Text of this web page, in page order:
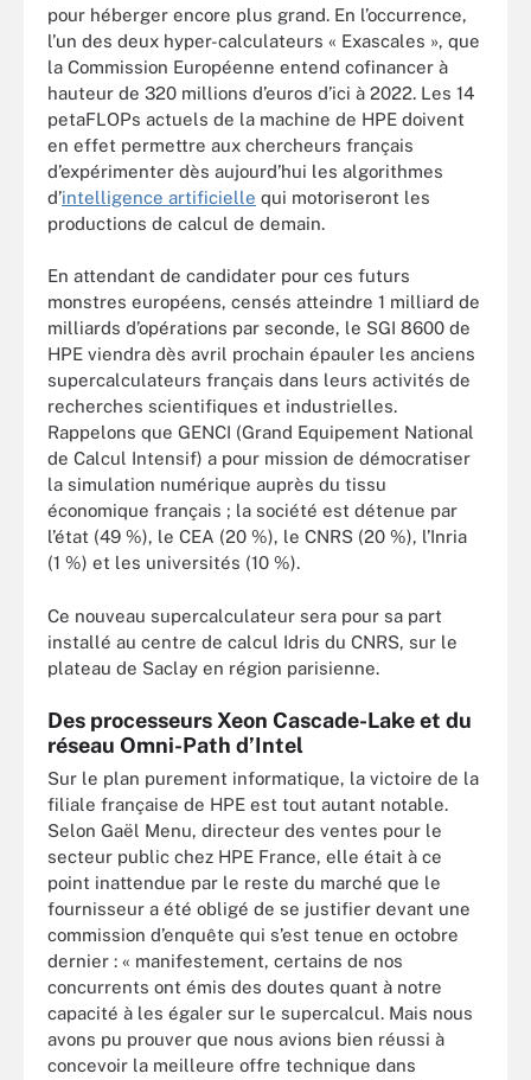
pour héberger encore plus grand. En l’occurrence,
l’un des deux hyper-calculateurs « Exascales », que
la Commission Européenne entend cofinancer à
hauteur de 320 millions d’euros d’ici à 2022. Les 14
petaFLOPs actuels de la machine de HPE doivent
en effet permettre aux chercheurs français
d’expérimenter dès aujourd’hui les algorithmes
d’intelligence artificielle qui motoriseront les
productions de calcul de demain.
En attendant de candidater pour ces futurs
monstres européens, censés atteindre 1 milliard de
milliards d’opérations par seconde, le SGI 8600 de
HPE viendra dès avril prochain épauler les anciens
supercalculateurs français dans leurs activités de
recherches scientifiques et industrielles.
Rappelons que GENCI (Grand Equipement National
de Calcul Intensif) a pour mission de démocratiser
la simulation numérique auprès du tissu
économique français ; la société est détenue par
l’état (49 %), le CEA (20 %), le CNRS (20 %), l’Inria
(1 %) et les universités (10 %).
Ce nouveau supercalculateur sera pour sa part
installé au centre de calcul Idris du CNRS, sur le
plateau de Saclay en région parisienne.
Des processeurs Xeon Cascade-Lake et du
réseau Omni-Path d’Intel
Sur le plan purement informatique, la victoire de la
filiale française de HPE est tout autant notable.
Selon Gaël Menu, directeur des ventes pour le
secteur public chez HPE France, elle était à ce
point inattendue par le reste du marché que le
fournisseur a été obligé de se justifier devant une
commission d’enquête qui s’est tenue en octobre
dernier : « manifestement, certains de nos
concurrents ont émis des doutes quant à notre
capacité à les égaler sur le supercalcul. Mais nous
avons pu prouver que nous avions bien réussi à
concevoir la meilleure offre technique dans